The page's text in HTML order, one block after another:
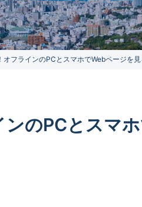
オフラインのPCとスマホでWebページを
ンのPCとスマ